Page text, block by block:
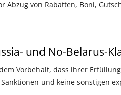
von Rabatten, Boni,
und No-Belarus-
Vorbehalt, dass ihrer
und keine sonstigen